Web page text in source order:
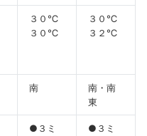
３０℃
３０℃
３０℃
３２℃
南
南・南
東
●３ミ
●３ミ